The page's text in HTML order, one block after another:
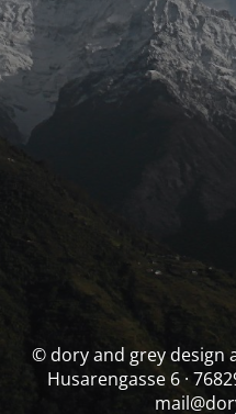
© dory and grey design
Husarengasse 6 ·